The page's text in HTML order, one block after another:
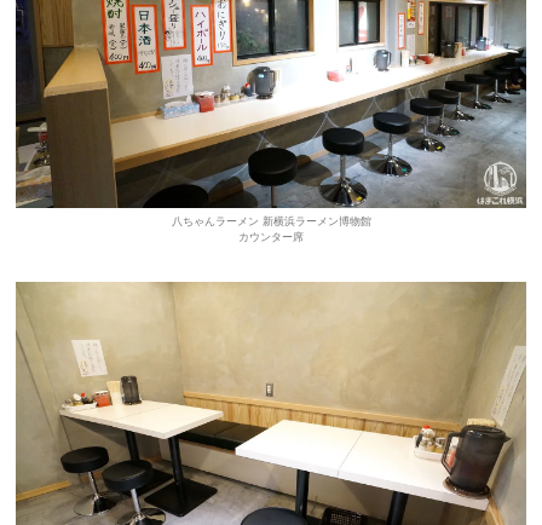
八ちゃんラーメン 新横浜ラーメン博物館
カウンター席